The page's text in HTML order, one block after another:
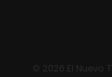
© 2026 El Nuevo